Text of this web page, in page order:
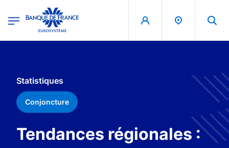
Banque de France - Menu Principal
Statistiques
Conjoncture
Tendances régionales :